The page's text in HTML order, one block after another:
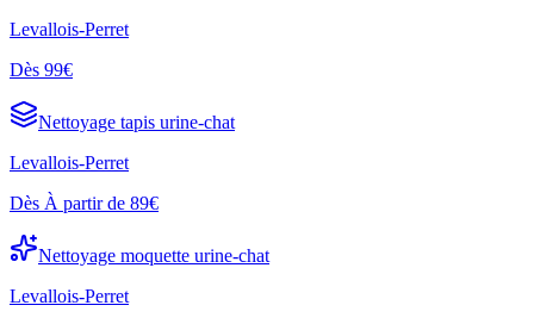
Levallois-Perret
Dès 99€
Nettoyage tapis urine-chat
Levallois-Perret
Dès À partir de 89€
Nettoyage moquette urine-chat
Levallois-Perret